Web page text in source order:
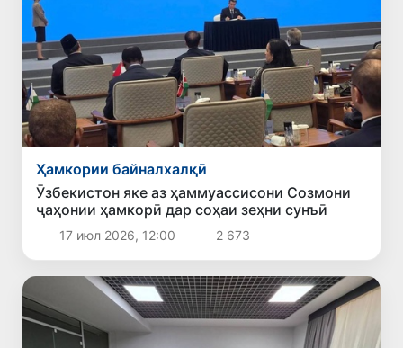
Ҳамкории байналхалқӣ
Ӯзбекистон яке аз ҳаммуассисони Созмони
ҷаҳонии ҳамкорӣ дар соҳаи зеҳни сунъӣ
17 июл 2026, 12:00 2 673